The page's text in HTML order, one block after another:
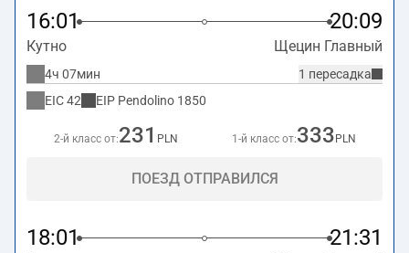
16:01 20:09
Кутно Щецин Главный
1 пересадка
4ч 07мин
EIC42 EIP Pendolino 1850
2-й класс от:231 PLN 1-й класс от:333 PLN
ПОЕЗД ОТПРАВИЛСЯ
18:01 21:31